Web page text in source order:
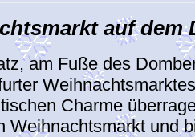
auf dem
am Fuße des
Charme
Weihnachtsmarkt und